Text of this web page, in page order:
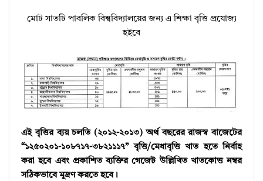
মোট সাতটি পাবলিক বিশ্ববিদ্যালয়ের জন্য এ শিক্ষা বৃত্তি প্রযোজ্য
হইবে
এই বৃত্তির ব্যয় চলতি (২০১২-২০১৩) অর্থ বছরের রাজস্ব বাজেটের
“১২৫০২০১-১০৮৭১৭-৩৮২১১১৭” বৃত্তি/মেধাবৃত্তি খাত হতে নির্বাহ
করা হবে এবং প্রকাশিত ব্যক্তির গেজেট উল্লিখিত খাতকোত্ত নম্বর
সঠিকভাবে মুদ্রণ করতে হবে।